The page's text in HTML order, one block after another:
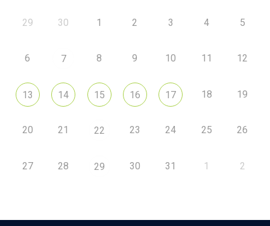
29 30 1 2 3 4 5
6 7 8 9 10 11 12
13 14 15 16 17 18 19
20 21 22 23 24 25 26
27 28 29 30 31 1 2